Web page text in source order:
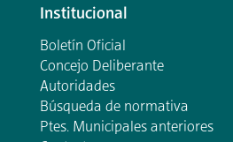
Institucional
Boletín Oficial
Concejo Deliberante
Autoridades
Búsqueda de normativa
Ptes. Municipales anteriores